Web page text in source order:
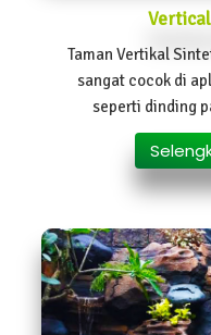
Taman Vertikal
sangat cocok di
seperti dinding